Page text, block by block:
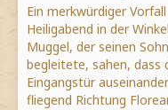
Ein merkwürdiger
Heiligabend in der
Muggel, der seinen
begleitete, sahen, dass
Eingangstür
fliegend Richtung